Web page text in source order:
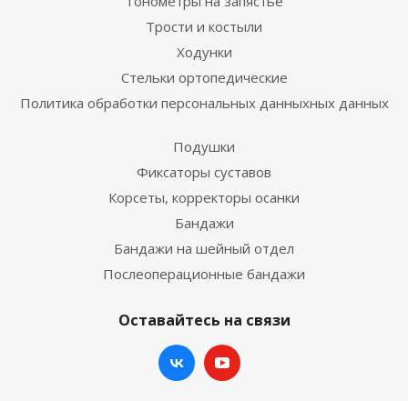
Трости и костыли
Ходунки
Стельки ортопедические
Политика обработки персональных данныхных данных
Подушки
Фиксаторы суставов
Корсеты, корректоры осанки
Бандажи
Бандажи на шейный отдел
Послеоперационные бандажи
Оставайтесь на связи